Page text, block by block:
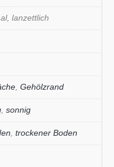
lanzettlich
Gehölzrand
sonnig
trockener Boden